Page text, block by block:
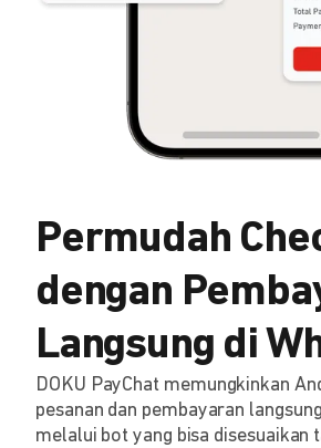
Permudah
dengan
Langsung di
DOKU PayChat memungkinkan
pesanan dan pembayaran
melalui bot yang bisa disesuaikan